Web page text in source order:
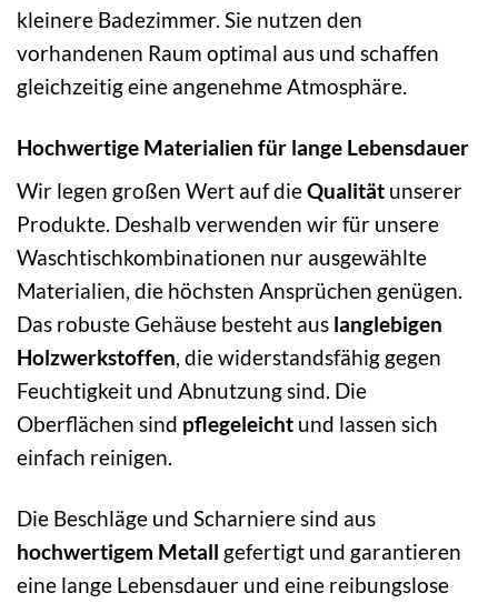
kleinere Badezimmer. Sie nutzen den
vorhandenen Raum optimal aus und schaffen
gleichzeitig eine angenehme Atmosphäre.
Hochwertige Materialien für lange Lebensdauer
Wir legen großen Wert auf dieQualität unserer
Produkte. Deshalb verwenden wir für unsere
Waschtischkombinationen nur ausgewählte
Materialien, die höchsten Ansprüchen genügen.
Das robuste Gehäuse besteht aus langlebigen
Holzwerkstoffen, die widerstandsfähig gegen
Feuchtigkeit und Abnutzung sind. Die
Oberflächen sind pflegeleicht und lassen sich
einfach reinigen.
Die Beschläge und Scharniere sind aus
hochwertigem Metall gefertigt und garantieren
eine lange Lebensdauer und eine reibungslose